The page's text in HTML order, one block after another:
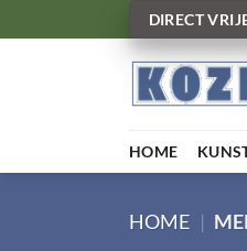
naar
DIRECT
HOME
HOME |